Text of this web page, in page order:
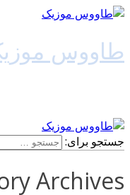
طاووس
جستجو برای: